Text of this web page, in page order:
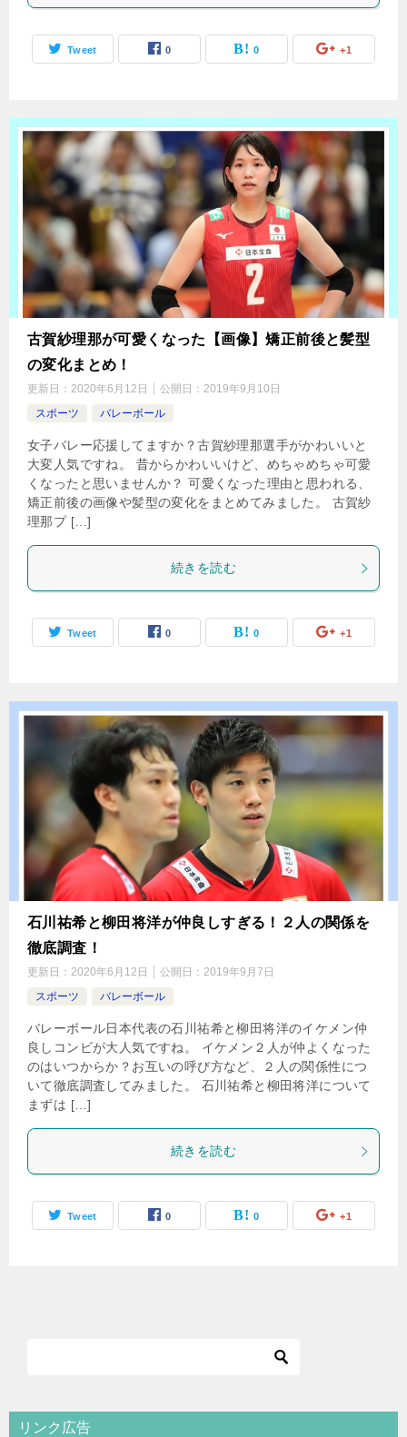
Tweet 0 0 +1
古賀紗理那が可愛くなった【画像】矯正前後と髪型
の変化まとめ！
更新日： 2020年6月12日 公開日： 2019年9月10日
スポーツ
バレーボール
女子バレー応援してますか？古賀紗理那選手がかわいいと
大変人気ですね。 昔からかわいいけど、めちゃめちゃ可愛
くなったと思いませんか？ 可愛くなった理由と思われる、
矯正前後の画像や髪型の変化をまとめてみました。 古賀紗
理那プ […]
続きを読む
Tweet 0 0 +1
石川祐希と柳田将洋が仲良しすぎる！２人の関係を
徹底調査！
更新日： 2020年6月12日 公開日： 2019年9月7日
スポーツ
バレーボール
バレーボール日本代表の石川祐希と柳田将洋のイケメン仲
良しコンビが大人気ですね。 イケメン２人が仲よくなった
のはいつからか？お互いの呼び方など、２人の関係性につ
いて徹底調査してみました。 石川祐希と柳田将洋について
まずは […]
続きを読む
Tweet 0 0 +1
リンク広告